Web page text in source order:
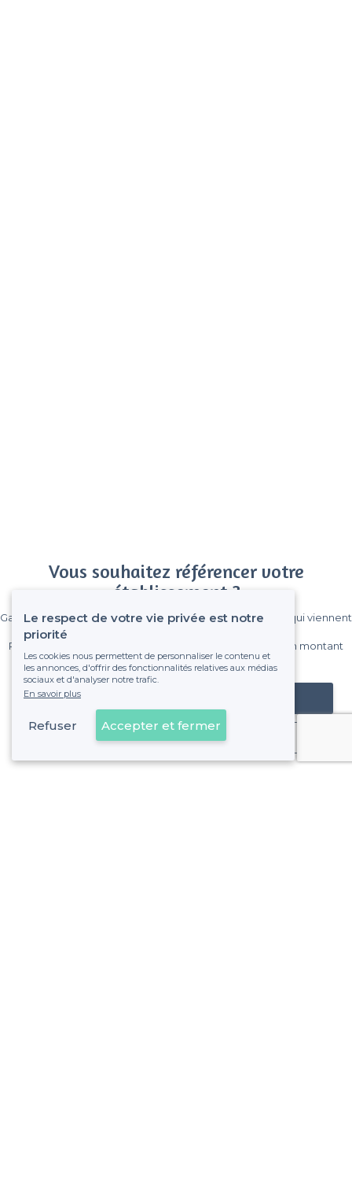
Vous souhaitez référencer votre
établissement ?
Gagnez de nombreux clients parmi le million de visiteurs qui viennent
Pas de commissions et sans engagement, vous payez un montant
fixe sans risque de voir déraper la facture.
Référencer mon établissement
Déjà client
Le respect de votre vie privée est notre
priorité
Les cookies nous permettent de personnaliser le contenu et
les annonces, d'offrir des fonctionnalités relatives aux médias
sociaux et d'analyser notre trafic.
En savoir plus
Refuser Accepter et fermer